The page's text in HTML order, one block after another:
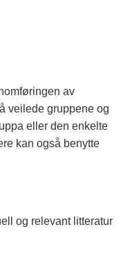
av
veilede gruppene og
eller den enkelte
kan også benytte
og relevant litteratur